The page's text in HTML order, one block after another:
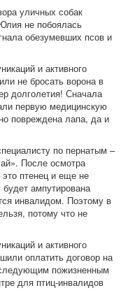
уличных собак
не побоялась
обезумевших псов и
и активного
не бросать ворона в
долголетия! Сначала
первую медицинскую
повреждена лапа, да и
по пернатым –
После осмотра
птенец и еще не
ампутирована
инвалидом. Поэтому в
потому что не
и активного
оплатить договор на
пожизненным
для птиц-инвалидов